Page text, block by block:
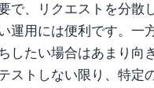
で、リクエストを分散
運用には便利です。一
したい場合はあまり向
ストしない限り、特定